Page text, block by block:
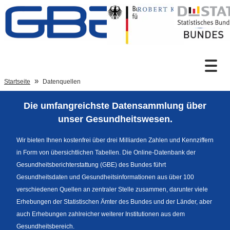
Zum Inhalt
Sprachumschaltung
Fußzeile
Startseite Datenquellen
Die umfangreichste Datensammlung über
unser Gesundheitswesen.
Wir bieten Ihnen kostenfrei über drei Milliarden Zahlen und Kennziffern
in Form von übersichtlichen Tabellen. Die Online-Datenbank der
Gesundheitsberichterstattung (GBE) des Bundes führt
Gesundheitsdaten und Gesundheitsinformationen aus über 100
verschiedenen Quellen an zentraler Stelle zusammen, darunter viele
Erhebungen der Statistischen Ämter des Bundes und der Länder, aber
auch Erhebungen zahlreicher weiterer Institutionen aus dem
Gesundheitsbereich.